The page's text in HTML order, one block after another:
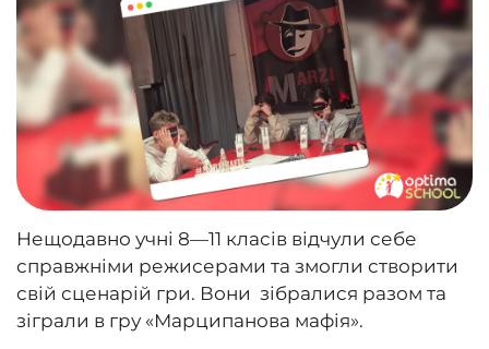
Нещодавно учні 8—11 класів відчули себе
справжніми режисерами та змогли створити
свій сценарій гри. Вони зібралися разом та
зіграли в гру «Марципанова мафія».